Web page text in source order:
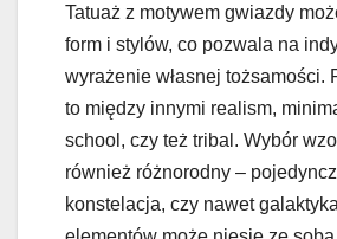
Tatuaż z motywem gwiazdy
form i stylów, co pozwala na
wyrażenie własnej tożsamości.
to między innymi realism,
school, czy też tribal. Wybór
również różnorodny –
konstelacja, czy nawet